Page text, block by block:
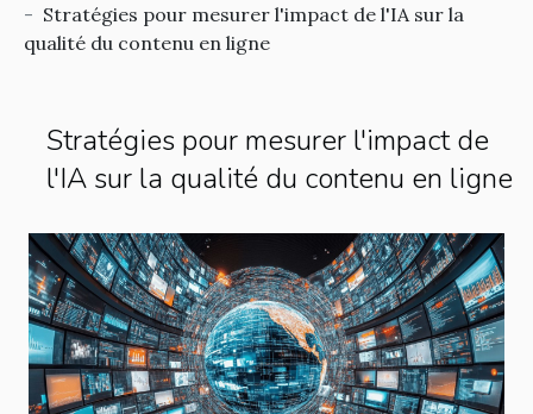
Stratégies pour mesurer l'impact de l'IA sur la
qualité du contenu en ligne
Stratégies pour mesurer l'impact de
l'IA sur la qualité du contenu en ligne